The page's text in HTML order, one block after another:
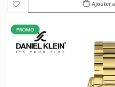
Ajouter
PROMO